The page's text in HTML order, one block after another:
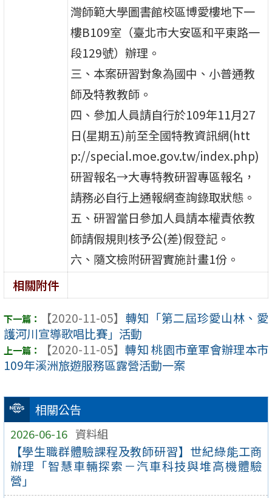
相關公告
2026-06-16 資料組
【學生職群體驗課程及教師研習】世紀綠能工商
辦理「智慧車輛探索－汽車科技與堆高機體驗
營」
灣師範大學圖書館校區博愛樓地下一
樓B109室（臺北市大安區和平東路一
段129號）辦理。
三、本案研習對象為國中、小普通教
師及特教教師。
四、參加人員請自行於109年11月27
日(星期五)前至全國特教資訊網(htt
p://special.moe.gov.tw/index.php)
研習報名→大專特教研習專區報名，
請務必自行上通報網查詢錄取狀態。
五、研習當日參加人員請本權責依教
師請假規則核予公(差)假登記。
六、隨文檢附研習實施計畫1份。
相關附件
【2020-11-05】 轉知「第二屆珍愛山林、愛
護河川宣導歌唱比賽」活動
【2020-11-05】 轉知 桃園市童軍會辦理本市
109年溪洲旅遊服務區露營活動一案